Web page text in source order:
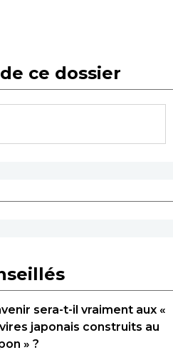
ce dossier
sera-t-il vraiment aux «
japonais construits au
» ?